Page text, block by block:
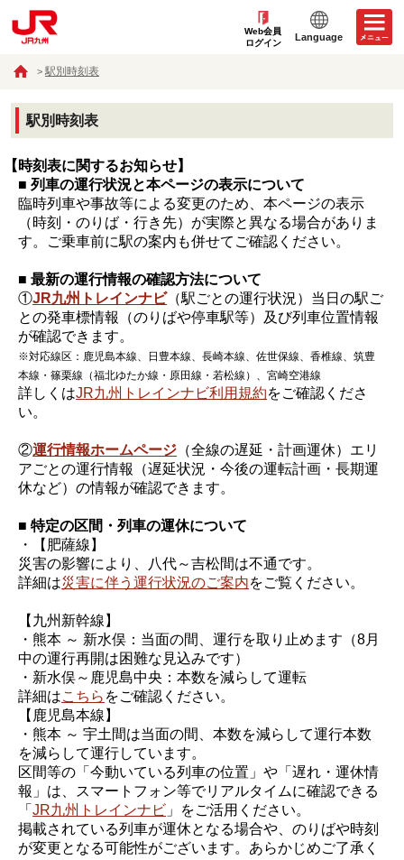
Web会員
ログイン
Language
駅別時刻表
駅別時刻表
【時刻表に関するお知らせ】
■ 列車の運行状況と本ページの表示について
臨時列車や事故等による変更のため、本ページの表示
（時刻・のりば・行き先）が実際と異なる場合がありま
す。ご乗車前に駅の案内も併せてご確認ください。
■ 最新の運行情報の確認方法について
①JR九州トレインナビ（駅ごとの運行状況）当日の駅ご
との発車標情報（のりばや停車駅等）及び列車位置情報
が確認できます。
※対応線区：鹿児島本線、日豊本線、長崎本線、佐世保線、香椎線、筑豊
本線・篠栗線（福北ゆたか線・原田線・若松線）、宮崎空港線
詳しくはJR九州トレインナビ利用規約をご確認くださ
い。
②運行情報ホームページ （全線の遅延・計画運休）エリ
アごとの運行情報（遅延状況・今後の運転計画・長期運
休など）の情報が確認できます。
■ 特定の区間・列車の運休について
・【肥薩線】
災害の影響により、八代～吉松間は不通です。
詳細は災害に伴う運行状況のご案内をご覧ください。
【九州新幹線】
・熊本 ～ 新水俣：当面の間、運行を取り止めます（8月
中の運行再開は困難な見込みです）
・新水俣～鹿児島中央：本数を減らして運転
詳細はこちら をご確認ください。
【鹿児島本線】
・熊本 ～ 宇土間は当面の間、本数を減らして運行本数
を減らして運行しています。
区間等の「今動いている列車の位置」や「遅れ・運休情
報」は、スマートフォン等でリアルタイムに確認できる
「JR九州トレインナビ 」をご活用ください。
掲載されている列車が運休となる場合や、のりばや時刻
が変更となる可能性がございます。あらかじめご了承く